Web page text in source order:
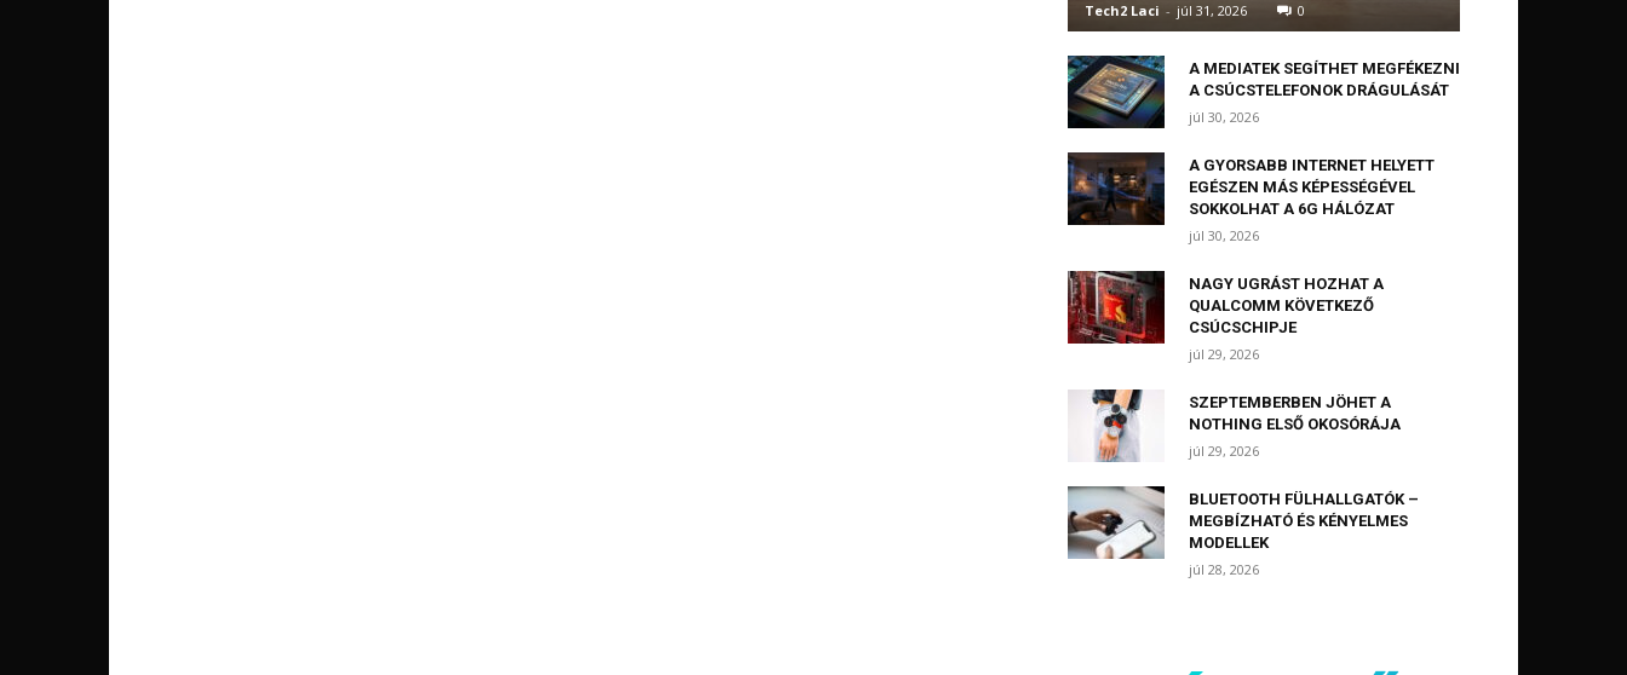
Tech2 Laci - júl 31, 2026 0
A MEDIATEK SEGÍTHET MEGFÉKEZNI
A CSÚCSTELEFONOK DRÁGULÁSÁT
júl 30, 2026
A GYORSABB INTERNET HELYETT
EGÉSZEN MÁS KÉPESSÉGÉVEL
SOKKOLHAT A 6G HÁLÓZAT
júl 30, 2026
NAGY UGRÁST HOZHAT A
QUALCOMM KÖVETKEZŐ
CSÚCSCHIPJE
júl 29, 2026
SZEPTEMBERBEN JÖHET A
NOTHING ELSŐ OKOSÓRÁJA
júl 29, 2026
BLUETOOTH FÜLHALLGATÓK –
MEGBÍZHATÓ ÉS KÉNYELMES
MODELLEK
júl 28, 2026